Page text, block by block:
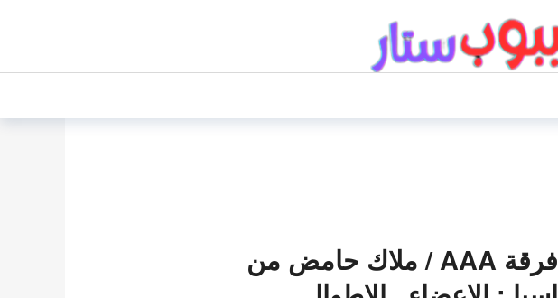
فرقة AAA / ملاك حامض من